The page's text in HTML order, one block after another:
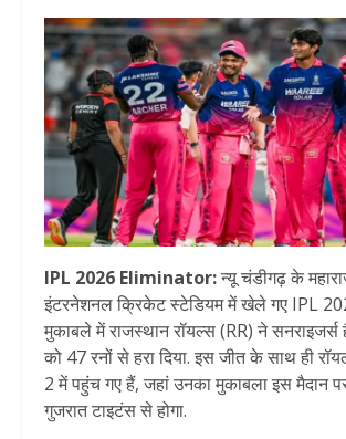
IPL 2026 Eliminator:न्यू चंडीगढ़ के
इंटरनेशनल क्रिकेट स्टेडियम में खेले गए IPL
मुकाबले में राजस्थान रॉयल्स (RR) ने सनराइजर्स
को 47 रनों से हरा दिया. इस जीत के साथ ही
2 में पहुंच गए हैं, जहां उनका मुकाबला इस मैदान
गुजरात टाइटंस से होगा.